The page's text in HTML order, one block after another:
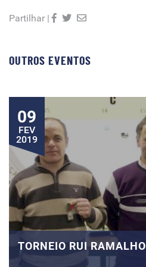
Partilhar |
OUTROS EVENTOS
09
FEV
2019
TORNEIO RUI RAMALHO